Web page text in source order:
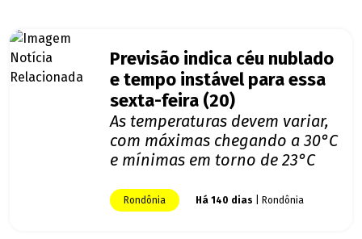
Previsão indica céu nublado
e tempo instável para essa
sexta-feira (20)
As temperaturas devem variar,
com máximas chegando a 30°C
e mínimas em torno de 23°C
Rondônia Há 140 dias | Rondônia